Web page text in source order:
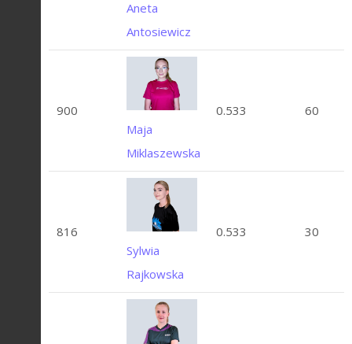
Aneta
Antosiewicz
900
Maja
Miklaszewska
0.533 60
816
Sylwia
Rajkowska
0.533 30